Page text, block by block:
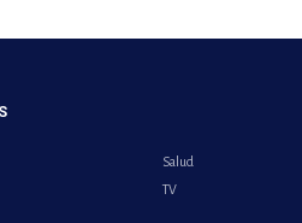
Salud
TV